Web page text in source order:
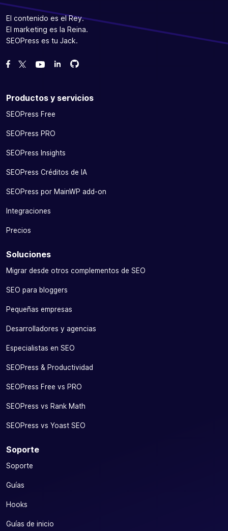
El contenido es el Rey.
El marketing es la Reina.
SEOPress es tu Jack.
Danos like en Facebook
Síguenos en Twitter
Míranos en YouTube
Bifurcanos en GitHub
Bifurcanos en GitHub
Productos y servicios
SEOPress Free
SEOPress PRO
SEOPress Insights
SEOPress Créditos de IA
SEOPress por MainWP add-on
Integraciones
Precios
Soluciones
Migrar desde otros complementos de SEO
SEO para bloggers
Pequeñas empresas
Desarrolladores y agencias
Especialistas en SEO
SEOPress & Productividad
SEOPress Free vs PRO
SEOPress vs Rank Math
SEOPress vs Yoast SEO
Soporte
Soporte
Guías
Hooks
Guías de inicio